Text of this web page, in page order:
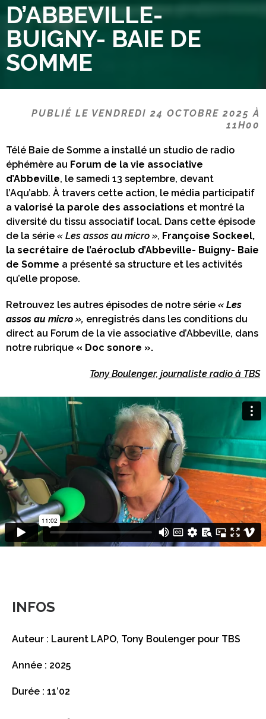
D’ABBEVILLE-
BUIGNY- BAIE DE
SOMME
PUBLIÉ LE VENDREDI 24 OCTOBRE2025 À
11H00
Télé Baie de Somme a installé un studio de radio
éphémère au Forum de la vie associative
d’Abbeville, le samedi 13 septembre, devant
l’Aqu’abb. À travers cette action, le média participatif
a valorisé la parole des associations et montré la
diversité du tissu associatif local. Dans cette épisode
de la série « Les assos au micro », Françoise Sockeel,
la secrétaire de l’aéroclub d’Abbeville- Buigny- Baie
de Somme a présenté sa structure et les activités
qu’elle propose.
Retrouvez les autres épisodes de notre série « Les
assos au micro », enregistrés dans les conditions du
direct au Forum de la vie associative d’Abbeville, dans
notre rubrique « Doc sonore ».
Tony Boulenger, journaliste radio à TBS
INFOS
Auteur : Laurent LAPO, Tony Boulenger pour TBS
Année : 2025
Durée : 11’02